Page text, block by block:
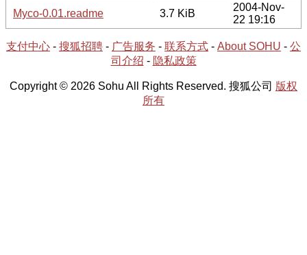
Myco-0.01.readme
3.7 KiB
2004-Nov-
22 19:16
支付中心 - 搜狐招聘 - 广告服务 - 联系方式 - About SOHU - 公
司介绍 - 隐私政策
Copyright © 2026 Sohu All Rights Reserved. 搜狐公司 版权
所有